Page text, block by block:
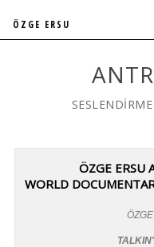
ÖZGE ERSU
WORLD
ÖZGE ERSU